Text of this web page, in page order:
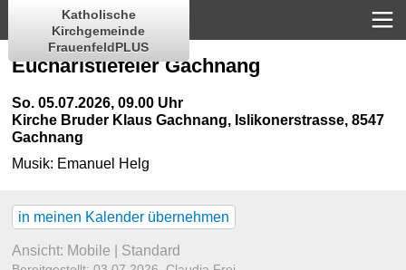
Katholische
Kirchgemeinde
FrauenfeldPLUS
Eucharistiefeier Gachnang
So. 05.07.2026, 09.00 Uhr
Kirche Bruder Klaus Gachnang, Islikonerstrasse, 8547
Gachnang
Musik: Emanuel Helg
in meinen Kalender übernehmen
Ansicht: Mobile Standard